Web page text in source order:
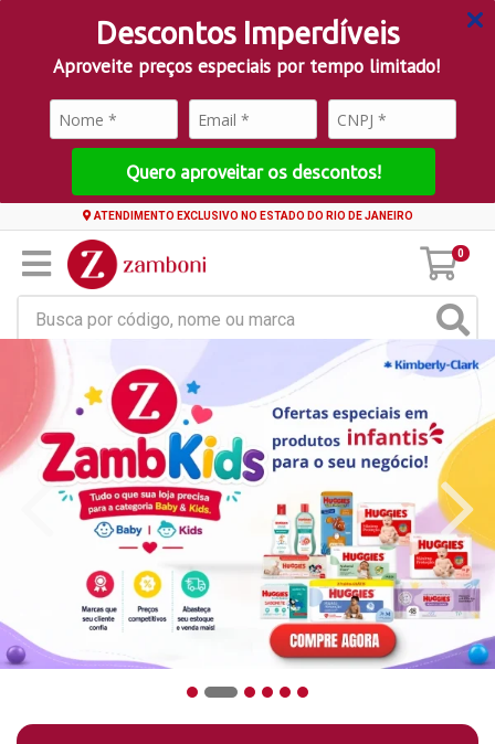
Descontos Imperdíveis
Aproveite preços especiais por tempo limitado!
Quero aproveitar os descontos!
ATENDIMENTO EXCLUSIVO NO ESTADO DO RIO DE JANEIRO
0